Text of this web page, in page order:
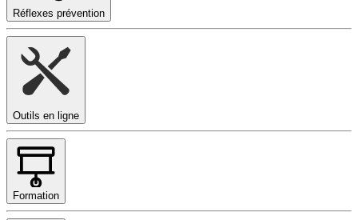
Réflexes prévention
Outils en ligne
Formation